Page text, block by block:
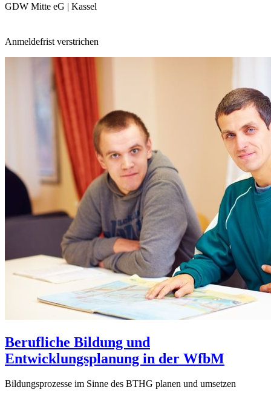
GDW Mitte eG | Kassel
Anmeldefrist verstrichen
Berufliche Bildung und
Entwicklungsplanung in der WfbM
Bildungsprozesse im Sinne des BTHG planen und umsetzen